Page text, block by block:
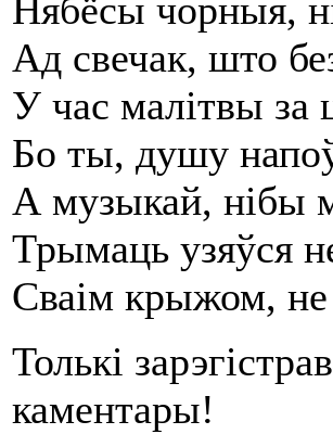
Нябёсы чорныя,
Ад свечак, што
У час малітвы за
Бо ты, душу
А музыкай, нібы
Трымаць узяўся
Сваім крыжом,
Толькі
каментары!